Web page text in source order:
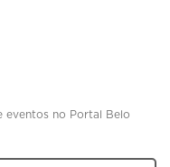
eventos no Portal Belo